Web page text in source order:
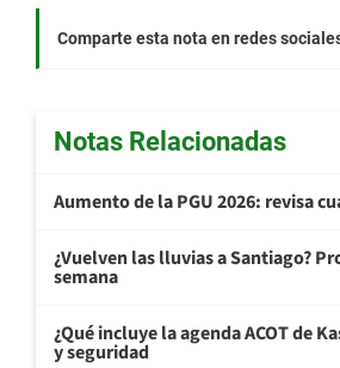
Comparte esta nota en redes
Notas Relacionadas
Aumento de la PGU 2026: revisa
¿Vuelven las lluvias a Santiago?
semana
¿Qué incluye la agenda ACOT de
y seguridad